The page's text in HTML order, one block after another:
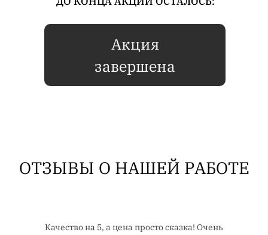
Акция
завершена
ОТЗЫВЫ О НАШЕЙ РАБОТЕ
Качество на 5, а цена просто сказка! Очень